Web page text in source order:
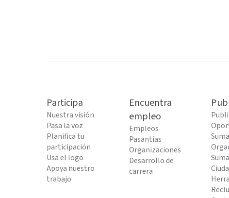
Participa
Nuestra visión
Pasa la voz
Planifica tu
participación
Usa el logo
Apoya nuestro
trabajo
Encuentra
empleo
Empleos
Pasantías
Organizaciones
Desarrollo de
carrera